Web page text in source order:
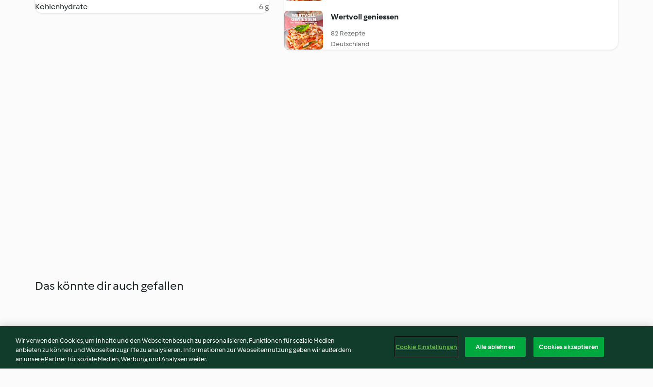
Kohlenhydrate
6 g
Wertvoll geniessen
82 Rezepte
Deutschland
Das könnte dir auch gefallen
Wir verwenden Cookies, um Inhalte und den Webseitenbesuch zu personalisieren, Funktionen für soziale Medien
anbieten zu können und Webseitenzugriffe zu analysieren. Informationen zur Webseitennutzung geben wir außerdem
an unsere Partner für soziale Medien, Werbung und Analysen weiter.
Cookie Einstellungen Alle ablehnen Cookies akzeptieren